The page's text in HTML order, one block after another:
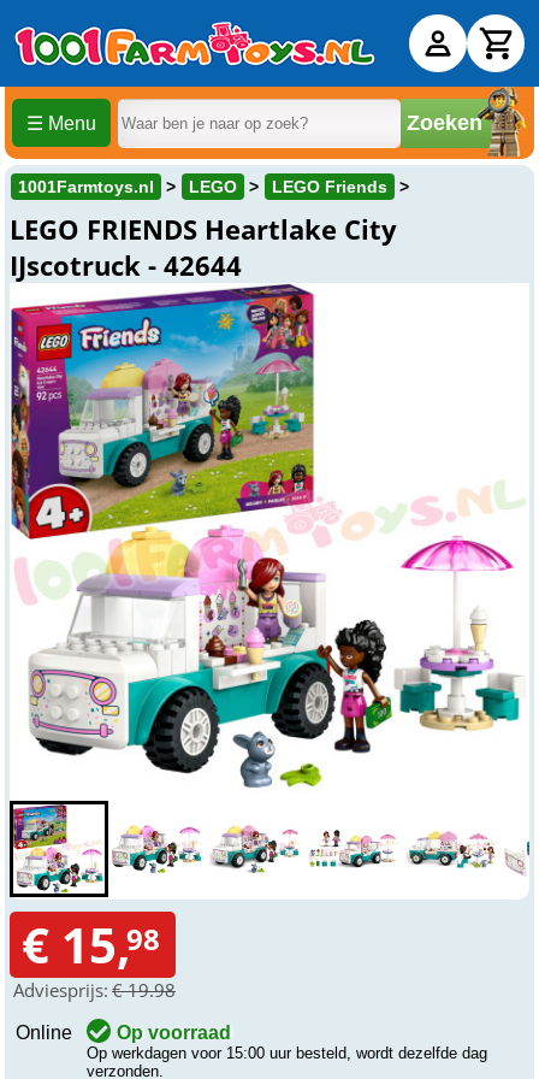
☰ Menu Zoeken
1001Farmtoys.nl LEGO LEGO Friends
LEGO FRIENDS Heartlake City
IJscotruck - 42644
€ 15,98
Adviesprijs: € 19.98
Online Op voorraad
Op werkdagen voor 15:00 uur besteld, wordt dezelfde dag
verzonden.